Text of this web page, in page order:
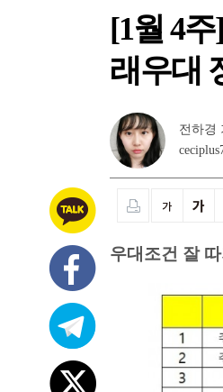
[1월 4
래우대
전하경
우대조건 잘